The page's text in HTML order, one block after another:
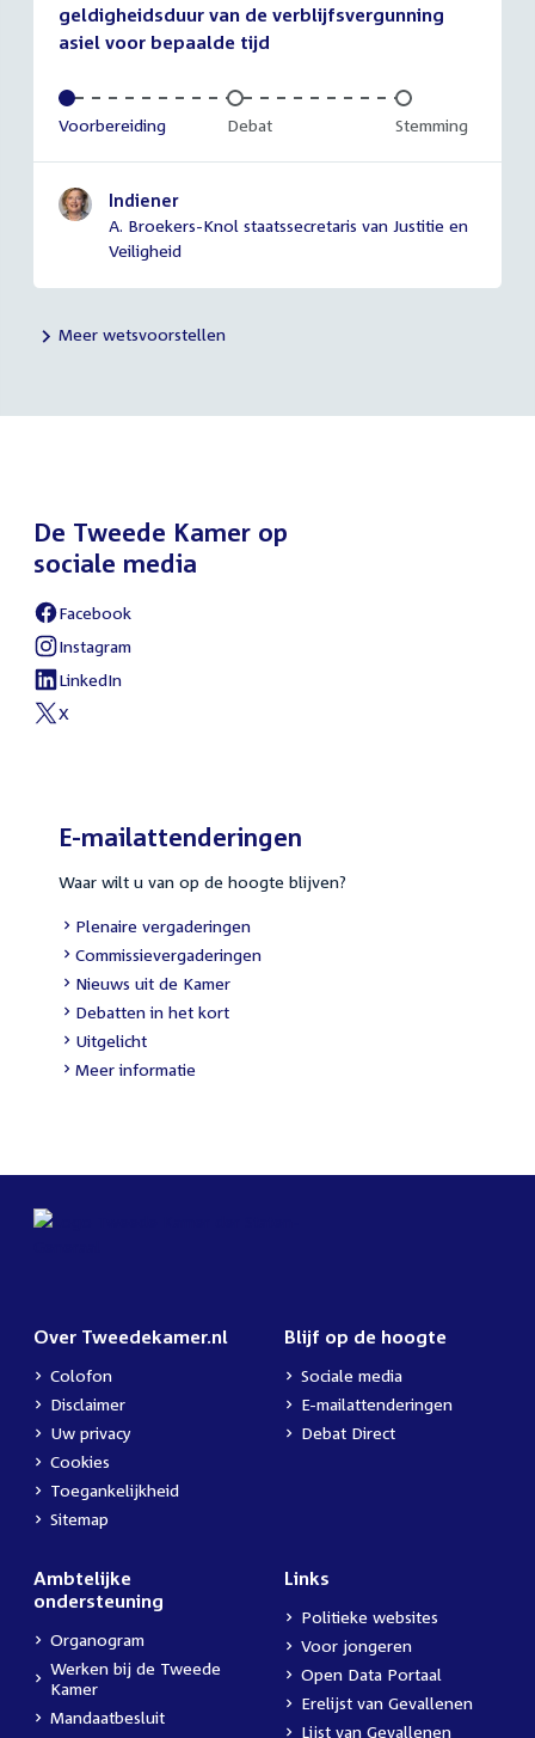
geldigheidsduur van de verblijfsvergunning
asiel voor bepaalde tijd
Voltooid:
Voorbereiding Onvoltooid:
Debat Onvoltooid:
Stemming
Indiener
A. Broekers-Knol staatssecretaris van Justitie en
Veiligheid
Meer wetsvoorstellen
De Tweede Kamer op
sociale media
Facebook
Instagram
LinkedIn
X
E-mailattenderingen
Waar wilt u van op de hoogte blijven?
Plenaire vergaderingen
Commissievergaderingen
Nieuws uit de Kamer
Debatten in het kort
Uitgelicht
Meer informatie
Over Tweedekamer.nl
Colofon
Disclaimer
Uw privacy
Cookies
Toegankelijkheid
Sitemap
Blijf op de hoogte
Sociale media
E-mailattenderingen
Debat Direct
Ambtelijke
ondersteuning
Organogram
Werken bij de Tweede
Kamer
Mandaatbesluit
Links
Politieke websites
Voor jongeren
Open Data Portaal
Erelijst van Gevallenen
Lijst van Gevallenen